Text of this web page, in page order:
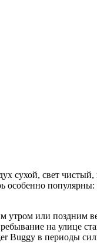
сухой, свет
или поздним
на улице
Buggy в периоды